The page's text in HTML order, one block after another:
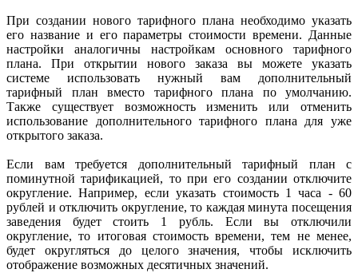
При создании нового тарифного плана необходимо указать
его название и его параметры стоимости времени. Данные
настройки аналогичны настройкам основного тарифного
плана. При открытии нового заказа вы можете указать
системе использовать нужный вам дополнительный
тарифный план вместо тарифного плана по умолчанию.
Также существует возможность изменить или отменить
использование дополнительного тарифного плана для уже
открытого заказа.
Если вам требуется дополнительный тарифный план с
поминутной тарификацией, то при его создании отключите
округление. Например, если указать стоимость 1 часа - 60
рублей и отключить округление, то каждая минута посещения
заведения будет стоить 1 рубль. Если вы отключили
округление, то итоговая стоимость времени, тем не менее,
будет округляться до целого значения, чтобы исключить
отображение возможных десятичных значений.